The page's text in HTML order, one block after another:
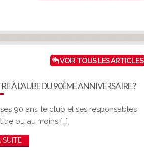
VOIR TOUS LES ARTICLES
À L’AUBE DU 90ÈME ANNIVERSAIRE ?
ses 90 ans, le club et ses responsables
ou au moins […]
SUITE